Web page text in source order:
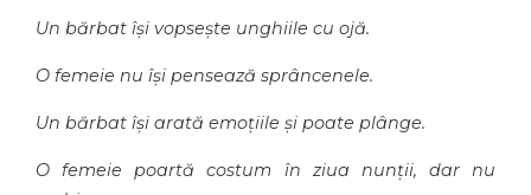
Un bărbat își vopsește unghiile cu ojă.
O femeie nu își pensează sprâncenele.
Un bărbat își arată emoțiile și poate plânge.
O femeie poartă costum în ziua nunții, dar nu